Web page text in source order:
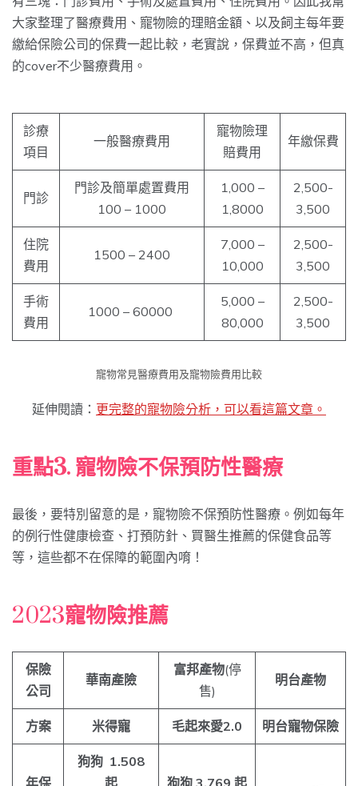
大家整理了醫療費用、寵物險的理賠金額、以及飼主每年要
繳給保險公司的保費一起比較，老實說，保費並不高，但真
的cover不少醫療費用。
診療
項目
一般醫療費用
寵物險理
賠費用
年繳保費
門診
門診及簡單處置費用
100 – 1000
1,000 –
1,8000
2,500-
3,500
住院
費用
1500 – 2400
7,000 –
10,000
2,500-
3,500
手術
費用
1000 – 60000
5,000 –
80,000
2,500-
3,500
寵物常見醫療費用及寵物險費用比較
延伸閱讀： 更完整的寵物險分析，可以看這篇文章。
重點3. 寵物險不保預防性醫療
最後，要特別留意的是，寵物險不保預防性醫療。例如每年
的例行性健康檢查、打預防針、買醫生推薦的保健食品等
等，這些都不在保障的範圍內唷！
2023寵物險推薦
保險
公司
華南產險
富邦產物(停
售)
明台產物
方案 米得寵 毛起來愛2.0 明台寵物保險
年保
狗狗 1.508
起
狗狗 3,769 起